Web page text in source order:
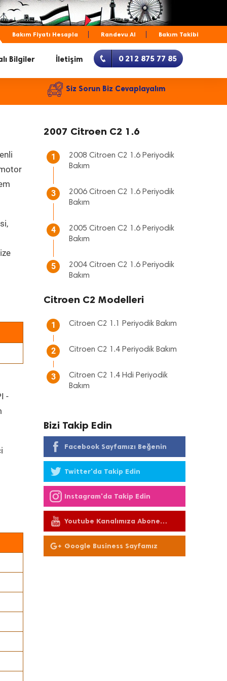
Bakım Fiyatı Hesapla Randevu Al Bakım Takibi
Bilgiler İletişim 0 212 875 77 85
Siz Sorun Biz Cevaplayalım
-
2007 Citroen C2 1.6
1
2008 Citroen C2 1.6 Periyodik
Bakım
3
2006 Citroen C2 1.6 Periyodik
Bakım
4
2005 Citroen C2 1.6 Periyodik
Bakım
5
2004 Citroen C2 1.6 Periyodik
Bakım
Citroen C2 Modelleri
1 Citroen C2 1.1 Periyodik Bakım
2 Citroen C2 1.4 Periyodik Bakım
3
Citroen C2 1.4 Hdi Periyodik
Bakım
Bizi Takip Edin
Facebook Sayfamızı Beğenin
Twitter'da Takip Edin
Instagram'da Takip Edin
Youtube Kanalımıza Abone
Olun
Google Business Sayfamız